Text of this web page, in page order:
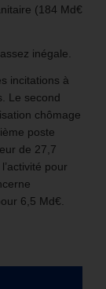
(184 Md€
inégale.
incitations à
Le second
chômage
poste
de 27,7
pour
6,5 Md€.